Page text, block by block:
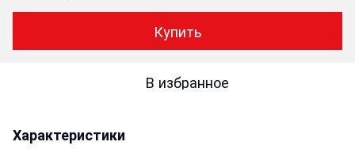
Купить
В избранное
Характеристики